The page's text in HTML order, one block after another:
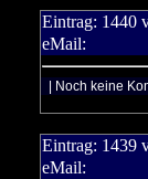
Eintrag: 1440
eMail:
| Noch keine
Eintrag: 1439
eMail: